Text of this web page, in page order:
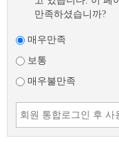
만족하셨습니까?
매우만족
보통
매우불만족